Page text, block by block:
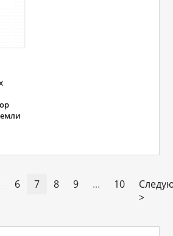
6 7 8 9 ... 10
>